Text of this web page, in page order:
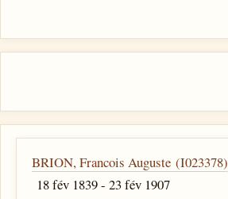
BRION, Francois Auguste (I023378)
18 fév 1839 - 23 fév 1907